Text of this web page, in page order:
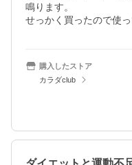
鳴ります。
せっかく買ったので使
購入したストア
カラダclub